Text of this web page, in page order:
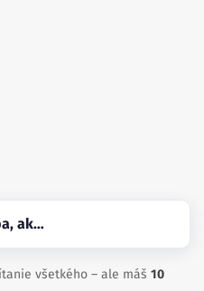
ak…
všetkého – ale máš 10